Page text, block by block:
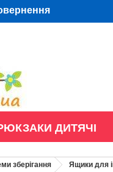
ДИТЯЧІ
зберігання Ящики для